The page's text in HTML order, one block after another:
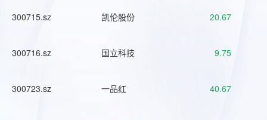
300715.sz 凯伦股份 20.67
300716.sz 国立科技 9.75
300723.sz 一品红 40.67